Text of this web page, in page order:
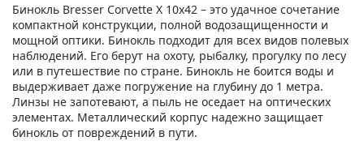
Бинокль Bresser Corvette X 10x42 – это удачное сочетание
компактной конструкции, полной водозащищенности и
мощной оптики. Бинокль подходит для всех видов полевых
наблюдений. Его берут на охоту, рыбалку, прогулку по лесу
или в путешествие по стране. Бинокль не боится воды и
выдерживает даже погружение на глубину до 1 метра.
Линзы не запотевают, а пыль не оседает на оптических
элементах. Металлический корпус надежно защищает
бинокль от повреждений в пути.